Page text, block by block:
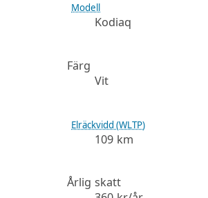
Modell
Kodiaq
Färg
Vit
Elräckvidd (WLTP)
109 km
Årlig skatt